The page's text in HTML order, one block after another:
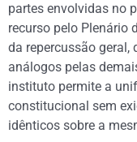
partes envolvidas no
recurso pelo Plenário
da repercussão geral,
análogos pelas
instituto permite a
constitucional sem
idênticos sobre a